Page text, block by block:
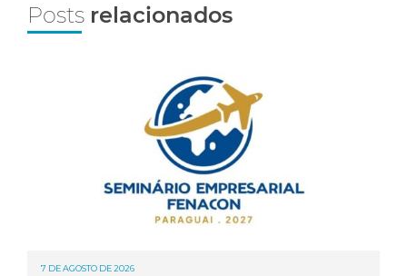
Posts relacionados
7 DE AGOSTO DE 2026